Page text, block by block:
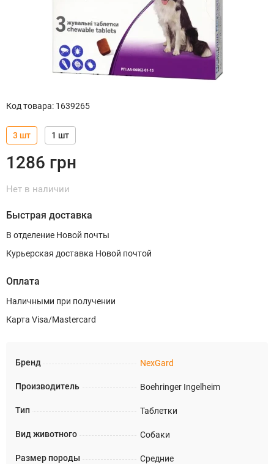
Код товара: 1639265
3 шт 1 шт
1286 грн
Нет в наличии
Быстрая доставка
В отделение Новой почты
Курьерская доставка Новой почтой
Оплата
Наличными при получении
Карта Visa/Mastercard
Бренд NexGard
Производитель Boehringer Ingelheim
Тип Таблетки
Вид животного Собаки
Размер породы Средние